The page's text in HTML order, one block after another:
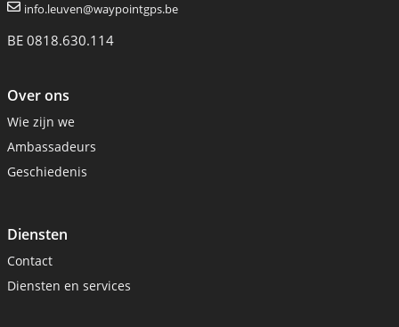
info.leuven@waypointgps.be
BE 0818.630.114
Over ons
Wie zijn we
Ambassadeurs
Geschiedenis
Diensten
Contact
Diensten en services